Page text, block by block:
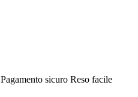
Pagamento sicuro Reso facile